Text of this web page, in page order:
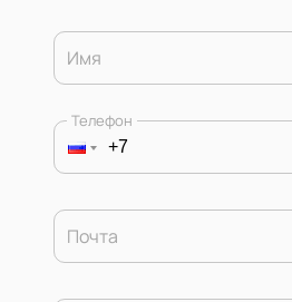
Имя
Телефон
Почта